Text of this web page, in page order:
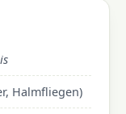
Halmfliegen)